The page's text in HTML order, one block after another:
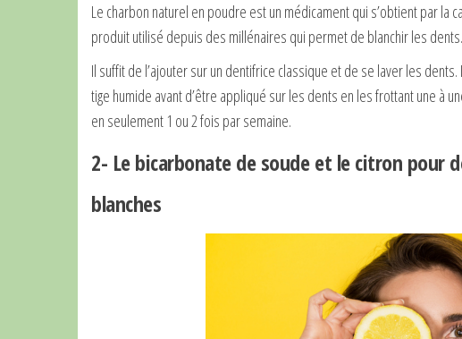
Le charbon naturel en poudre est un médicament qui s’obtient par la
produit utilisé depuis des millénaires qui permet de blanchir les dents.
Il suffit de l’ajouter sur un dentifrice classique et de se laver les
tige humide avant d’être appliqué sur les dents en les frottant une à
en seulement 1 ou 2 fois par semaine.
2- Le bicarbonate de soude et le citron pour
blanches